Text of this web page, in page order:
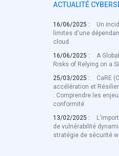
ACTUALITÉ
16/06/2025 :
Un
limites d'une
cloud
16/06/2025 :
A
Risks of Relying on a
25/03/2025 :
CaRE
accélération et
: Comprendre les
conformité
13/02/2025 :
de vulnérabilité
stratégie de sécurité